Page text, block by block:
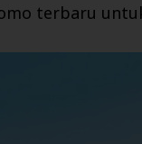
terbaru